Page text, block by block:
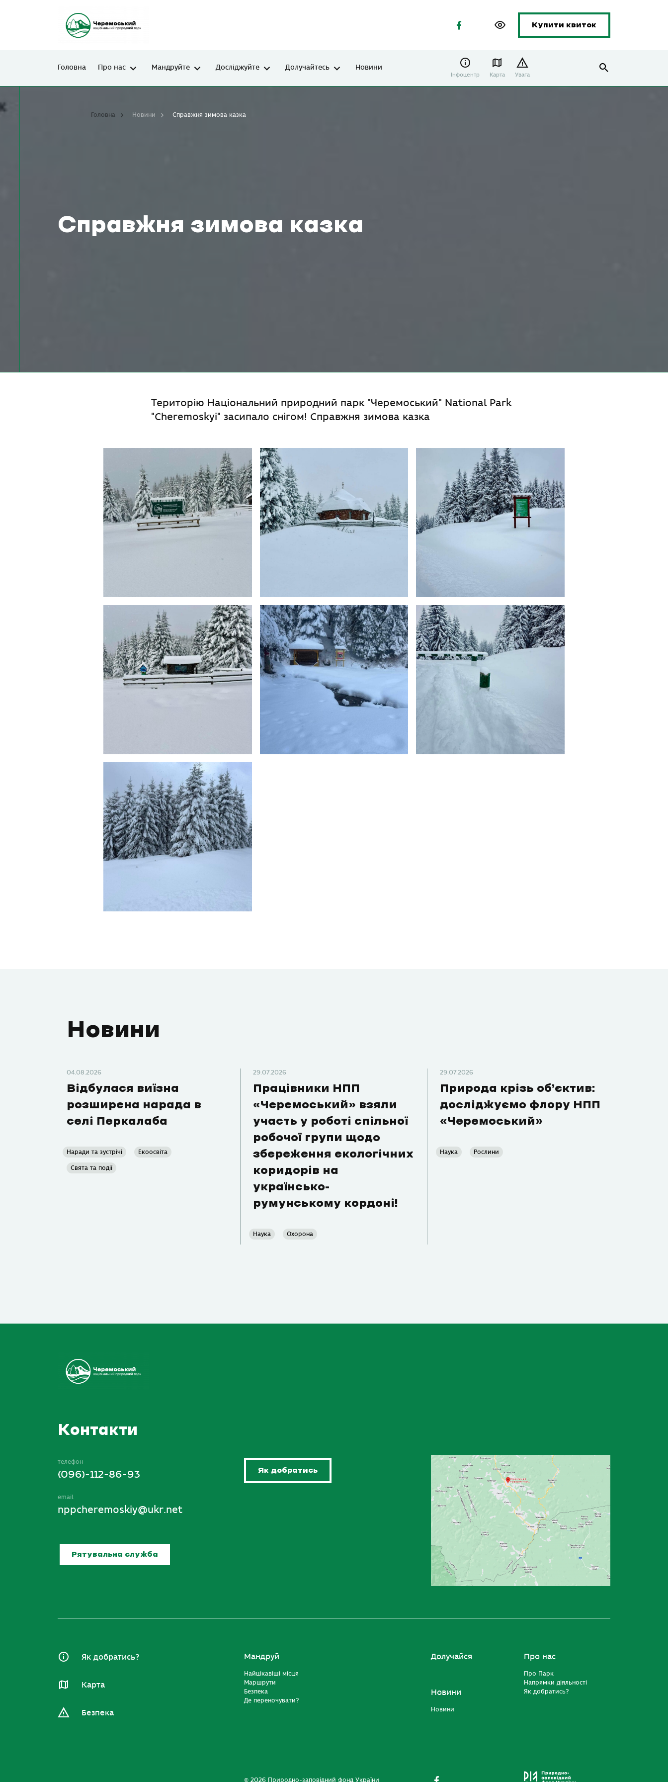
Купити квиток
Головна Про нас Мандруйте Досліджуйте Долучайтесь Новини
Інфоцентр Карта Увага
Справжня зимова казка
Головна Новини Справжня зимова казка
Територію Національний природний парк "Черемоський" National Park
"Cheremoskyi" засипало снігом! Справжня зимова казка
Новини
04.08.2026
Відбулася виїзна
розширена нарада в
селі Перкалаба
Наради та зустрічі Екоосвіта
Свята та події
29.07.2026
Працівники НПП
«Черемоський» взяли
участь у роботі спільної
робочої групи щодо
збереження екологічних
коридорів на
українсько-
румунському кордоні!
Наука Охорона
29.07.2026
Природа крізь об’єктив:
досліджуємо флору НПП
«Черемоський»
Наука Рослини
Контакти
телефон
(096)-112-86-93
email
nppcheremoskiy@ukr.net
Рятувальна служба
Як добратись
Як добратись?
Карта
Безпека
Мандруй
Найцікавіші місця
Маршрути
Безпека
Де переночувати?
Долучайся
Новини
Новини
Про нас
Про Парк
Напрямки діяльності
Як добратись?
© 2026 Природно-заповідний фонд України